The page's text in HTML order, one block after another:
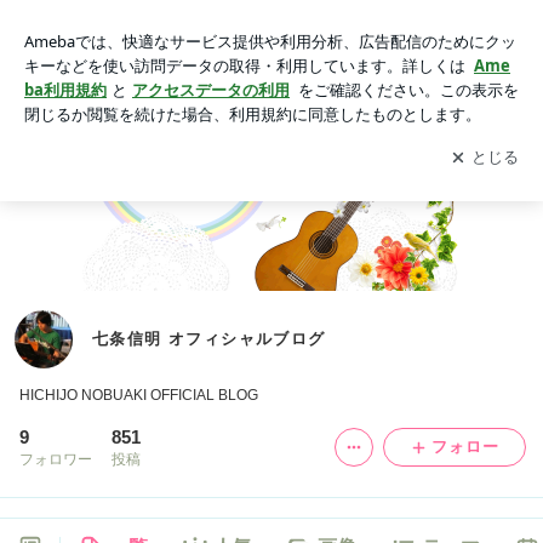
アプリをダウンロードして ブログの更新通知
を受け取りまし
ょう。
開く
七条信明 オフィシャルブログ
HICHIJO NOBUAKI OFFICIAL BLOG
9
フォロワー
851
投稿
フォロー